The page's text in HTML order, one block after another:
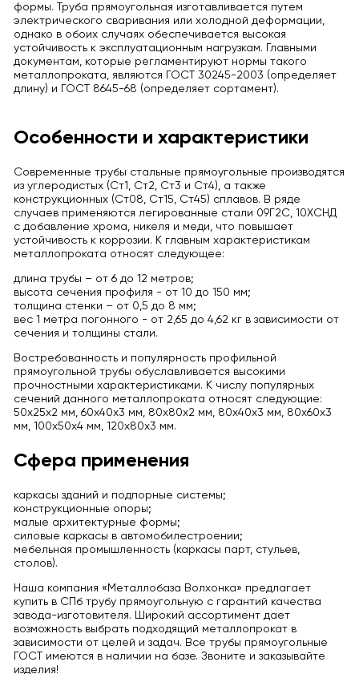
формы. Труба прямоугольная изготавливается путем
электрического сваривания или холодной деформации,
однако в обоих случаях обеспечивается высокая
устойчивость к эксплуатационным нагрузкам. Главными
документам, которые регламентируют нормы такого
металлопроката, являются ГОСТ 30245-2003 (определяет
длину) и ГОСТ 8645-68 (определяет сортамент).
Особенности и характеристики
Современные трубы стальные прямоугольные производятся
из углеродистых (Ст1, Ст2, Ст3 и Ст4), а также
конструкционных (Ст08, Ст15, Ст45) сплавов. В ряде
случаев применяются легированные стали 09Г2С, 10ХСНД
с добавление хрома, никеля и меди, что повышает
устойчивость к коррозии. К главным характеристикам
металлопроката относят следующее:
длина трубы – от 6 до 12 метров;
высота сечения профиля - от 10 до 150 мм;
толщина стенки – от 0,5 до 8 мм;
вес 1 метра погонного - от 2,65 до 4,62 кг в зависимости от
сечения и толщины стали.
Востребованность и популярность профильной
прямоугольной трубы обуславливается высокими
прочностными характеристиками. К числу популярных
сечений данного металлопроката относят следующие:
50х25х2 мм, 60х40х3 мм, 80х80х2 мм, 80х40х3 мм, 80х60х3
мм, 100х50х4 мм, 120х80х3 мм.
Сфера применения
каркасы зданий и подпорные системы;
конструкционные опоры;
малые архитектурные формы;
силовые каркасы в автомобилестроении;
мебельная промышленность (каркасы парт, стульев,
столов).
Наша компания «Металлобаза Волхонка» предлагает
купить в СПб трубу прямоугольную с гарантий качества
завода-изготовителя. Широкий ассортимент дает
возможность выбрать подходящий металлопрокат в
зависимости от целей и задач. Все трубы прямоугольные
ГОСТ имеются в наличии на базе. Звоните и заказывайте
изделия!